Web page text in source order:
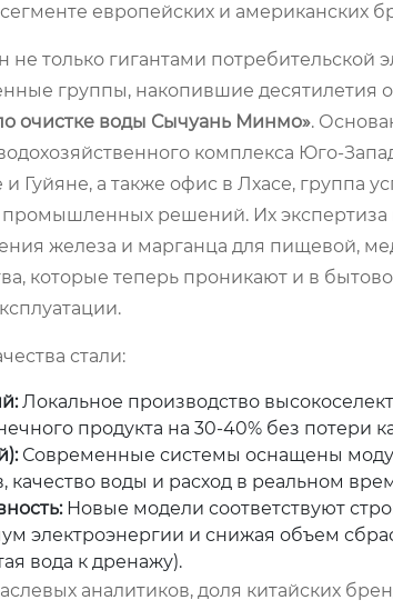
европейских и американских
не только гигантами
группы, накопившие десятилетия
очистке воды Сычуань Минмо».
комплекса Юго-
Гуйяне, а также офис в Лхасе, группа
решений. Их экспертиза
железа и марганца для пищевой,
которые теперь проникают и в
стали:
Локальное производство
продукта на 30-40% без потери
Современные системы оснащены
качество воды и расход в реальном
Новые модели соответствуют
электроэнергии и снижая объем
вода к дренажу).
аналитиков, доля китайских